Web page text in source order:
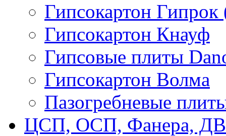
Гипсокартон Гипрок
Гипсокартон Кнауф
Гипсовые плиты
Гипсокартон Волма
Пазогребневые
ЦСП, ОСП, Фанера,